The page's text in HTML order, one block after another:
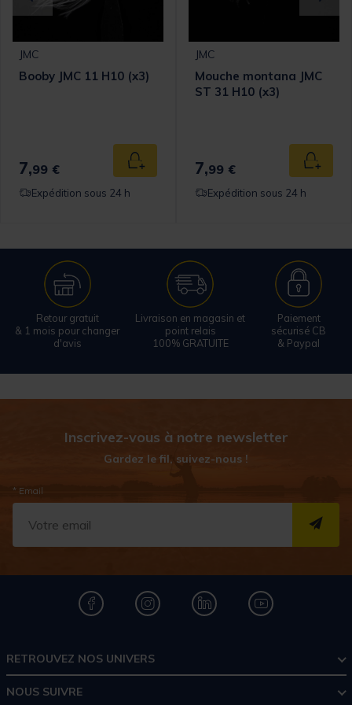
panier
JMC
Booby JMC 11 H10 (x3)
7,99 € Ajouter au panier
Expédition sous 24 h
JMC
Mouche montana JMC
ST 31 H10 (x3)
7,99 €
Expédition sous 24 h
Retour gratuit
& 1 mois pour changer
d'avis
Livraison en magasin et
point relais
100% GRATUITE
Paiement
sécurisé CB
& Paypal
Inscrivez-vous à notre newsletter
Gardez le fil, suivez-nous !
* Email
RETROUVEZ NOS UNIVERS
NOUS SUIVRE